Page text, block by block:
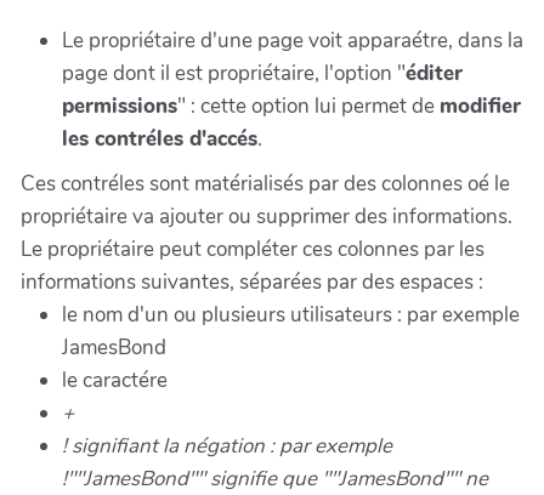
Le propriétaire d'une page voit apparaétre, dans la
page dont il est propriétaire, l'option "éditer
permissions" : cette option lui permet de modifier
les contréles d'accés.
Ces contréles sont matérialisés par des colonnes oé le
propriétaire va ajouter ou supprimer des informations.
Le propriétaire peut compléter ces colonnes par les
informations suivantes, séparées par des espaces :
le nom d'un ou plusieurs utilisateurs : par exemple
JamesBond
le caractére
+
!signifiant la négation : par exemple
!""JamesBond"" signifie que ""JamesBond""ne